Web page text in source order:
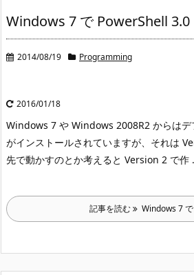
Windows 7 で PowerShell 3.0
2014/08/19 Programming
2016/01/18
Windows 7 や Windows 2008R2 からは
がインストールされていますが、それは
先で動かすのとか考えると Version 2 で作
記事を読む Windows 7 で